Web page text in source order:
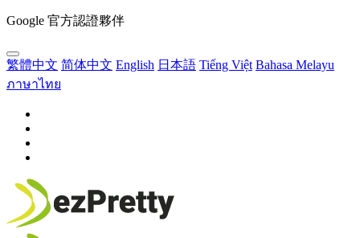
Google 官方認證夥伴
繁體中文 简体中文 English 日本語 Tiếng Việt Bahasa Melayu
ภาษาไทย